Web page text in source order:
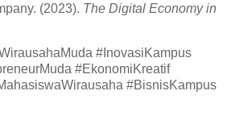
(2023). The Digital Economy in
#InovasiKampus
#EkonomiKreatif
#BisnisKampus